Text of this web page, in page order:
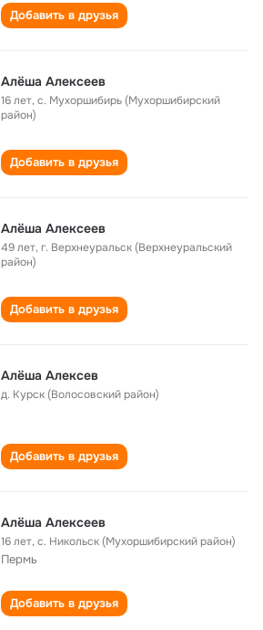
Добавить в друзья
Алёша Алексеев
16 лет,с. Мухоршибирь (Мухоршибирский
район)
Добавить в друзья
Алёша Алексеев
49 лет,г. Верхнеуральск (Верхнеуральский
район)
Добавить в друзья
Алёша Алексев
д. Курск (Волосовский район)
Добавить в друзья
Алёша Алексеев
16 лет,с. Никольск (Мухоршибирский район)
Пермь
Добавить в друзья